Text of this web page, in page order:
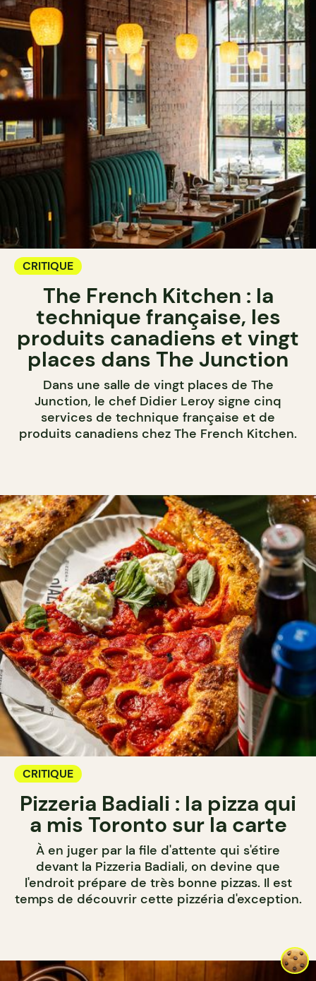
CRITIQUE
The French Kitchen : la
technique française, les
produits canadiens et vingt
places dans The Junction
Dans une salle de vingt places de The
Junction, le chef Didier Leroy signe cinq
services de technique française et de
produits canadiens chez The French Kitchen.
CRITIQUE
Pizzeria Badiali : la pizza qui
a mis Toronto sur la carte
À en juger par la file d'attente qui s'étire
devant la Pizzeria Badiali, on devine que
l'endroit prépare de très bonne pizzas. Il est
temps de découvrir cette pizzéria d'exception.